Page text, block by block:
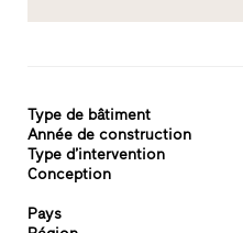
Type de bâtiment
Année de construction
Type d’intervention
Conception
Pays